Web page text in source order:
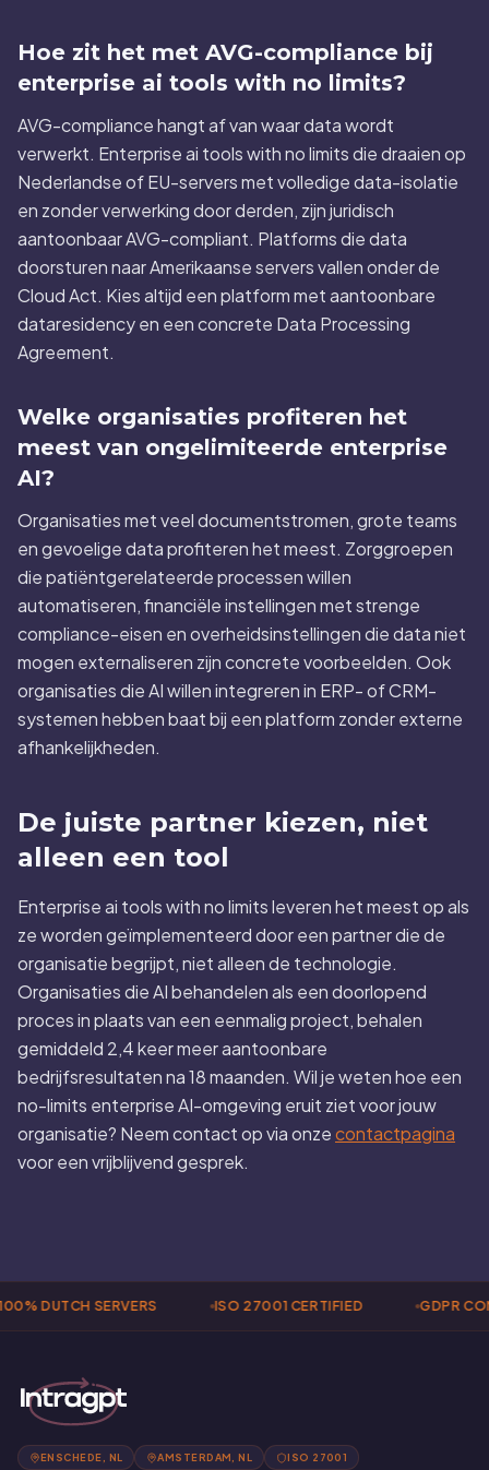
Hoe zit het met AVG-compliance bij
enterprise ai tools with no limits?
AVG-compliance hangt af van waar data wordt
verwerkt. Enterprise ai tools with no limits die draaien op
Nederlandse of EU-servers met volledige data-isolatie
en zonder verwerking door derden, zijn juridisch
aantoonbaar AVG-compliant. Platforms die data
doorsturen naar Amerikaanse servers vallen onder de
Cloud Act. Kies altijd een platform met aantoonbare
dataresidency en een concrete Data Processing
Agreement.
Welke organisaties profiteren het
meest van ongelimiteerde enterprise
AI?
Organisaties met veel documentstromen, grote teams
en gevoelige data profiteren het meest. Zorggroepen
die patiëntgerelateerde processen willen
automatiseren, financiële instellingen met strenge
compliance-eisen en overheidsinstellingen die data niet
mogen externaliseren zijn concrete voorbeelden. Ook
organisaties die AI willen integreren in ERP- of CRM-
systemen hebben baat bij een platform zonder externe
afhankelijkheden.
De juiste partner kiezen, niet
alleen een tool
Enterprise ai tools with no limits leveren het meest op als
ze worden geïmplementeerd door een partner die de
organisatie begrijpt, niet alleen de technologie.
Organisaties die AI behandelen als een doorlopend
proces in plaats van een eenmalig project, behalen
gemiddeld 2,4 keer meer aantoonbare
bedrijfsresultaten na 18 maanden. Wil je weten hoe een
no-limits enterprise AI-omgeving eruit ziet voor jouw
organisatie? Neem contact op via onzecontactpagina
voor een vrijblijvend gesprek.
DUTCH SERVERS ISO 27001 CERTIFIED GDPR
ENSCHEDE, NL AMSTERDAM, NL ISO 27001